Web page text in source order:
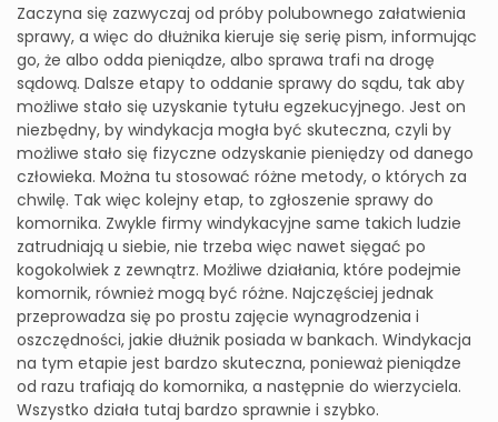
Zaczyna się zazwyczaj od próby polubownego załatwienia
sprawy, a więc do dłużnika kieruje się serię pism, informując
go, że albo odda pieniądze, albo sprawa trafi na drogę
sądową. Dalsze etapy to oddanie sprawy do sądu, tak aby
możliwe stało się uzyskanie tytułu egzekucyjnego. Jest on
niezbędny, by windykacja mogła być skuteczna, czyli by
możliwe stało się fizyczne odzyskanie pieniędzy od danego
człowieka. Można tu stosować różne metody, o których za
chwilę. Tak więc kolejny etap, to zgłoszenie sprawy do
komornika. Zwykle firmy windykacyjne same takich ludzie
zatrudniają u siebie, nie trzeba więc nawet sięgać po
kogokolwiek z zewnątrz. Możliwe działania, które podejmie
komornik, również mogą być różne. Najczęściej jednak
przeprowadza się po prostu zajęcie wynagrodzenia i
oszczędności, jakie dłużnik posiada w bankach. Windykacja
na tym etapie jest bardzo skuteczna, ponieważ pieniądze
od razu trafiają do komornika, a następnie do wierzyciela.
Wszystko działa tutaj bardzo sprawnie i szybko.